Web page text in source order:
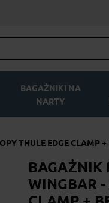
BAGAŻNIKI NA
NARTY
THULE EDGE CLAMP
BAGAŻNIK
WINGBAR -